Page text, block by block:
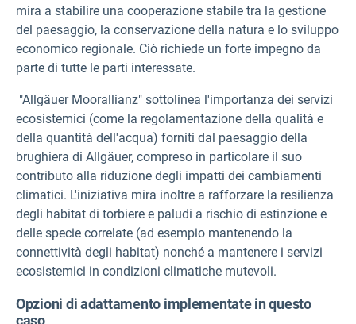
mira a stabilire una cooperazione stabile tra la gestione
del paesaggio, la conservazione della natura e lo sviluppo
economico regionale. Ciò richiede un forte impegno da
parte di tutte le parti interessate.
"Allgäuer Moorallianz" sottolinea l'importanza dei servizi
ecosistemici (come la regolamentazione della qualità e
della quantità dell'acqua) forniti dal paesaggio della
brughiera di Allgäuer, compreso in particolare il suo
contributo alla riduzione degli impatti dei cambiamenti
climatici. L'iniziativa mira inoltre a rafforzare la resilienza
degli habitat di torbiere e paludi a rischio di estinzione e
delle specie correlate (ad esempio mantenendo la
connettività degli habitat) nonché a mantenere i servizi
ecosistemici in condizioni climatiche mutevoli.
Opzioni di adattamento implementate in questo
caso